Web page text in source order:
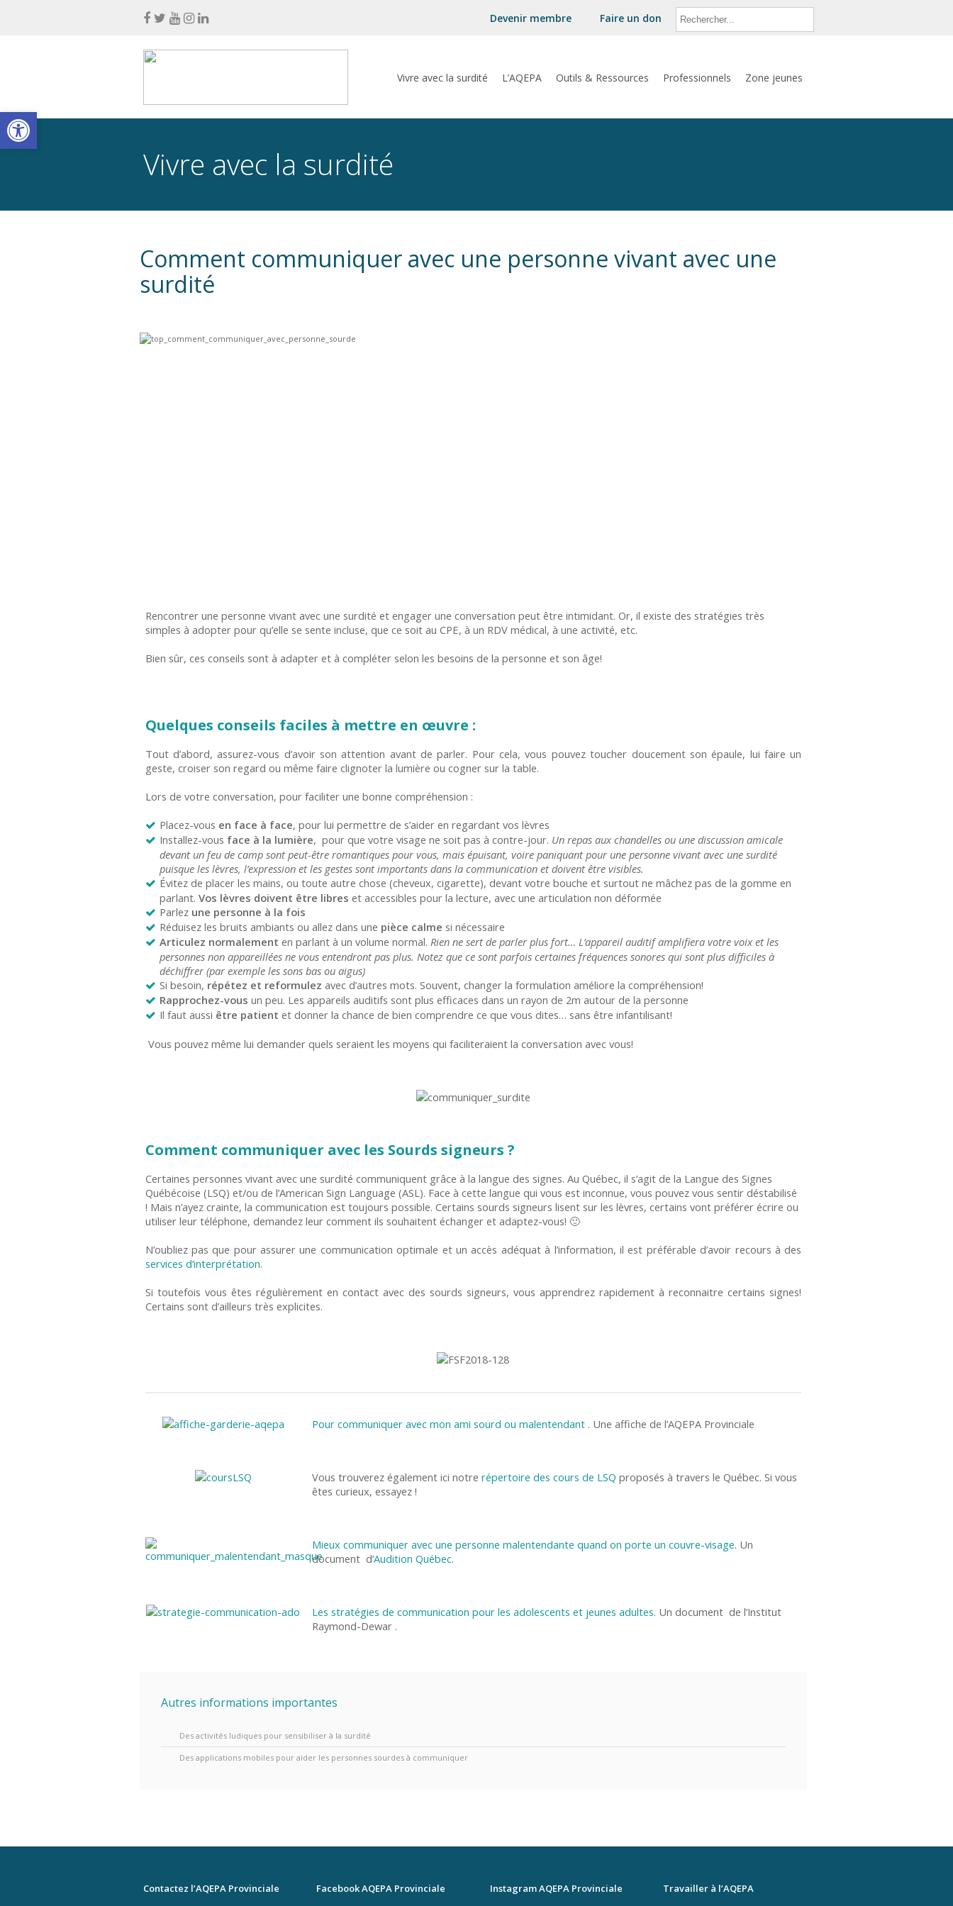
Devenir membre Faire un don
Vivre avec la surdité L’AQEPA Outils & Ressources Professionnels Zone jeunes
Vivre avec la surdité
Comment communiquer avec une personne vivant avec une
surdité
Rencontrer une personne vivant avec une surdité et engager une conversation peut être intimidant. Or, il existe des stratégies très
simples à adopter pour qu’elle se sente incluse, que ce soit au CPE, à un RDV médical, à une activité, etc.
Bien sûr, ces conseils sont à adapter et à compléter selon les besoins de la personne et son âge!
Quelques conseils faciles à mettre en œuvre :
Tout d’abord, assurez-vous d’avoir son attention avant de parler. Pour cela, vous pouvez toucher doucement son épaule, lui faire un
geste, croiser son regard ou même faire clignoter la lumière ou cogner sur la table.
Lors de votre conversation, pour faciliter une bonne compréhension :
Placez-vous en face à face, pour lui permettre de s’aider en regardant vos lèvres
Installez-vous face à la lumière, pour que votre visage ne soit pas à contre-jour. Un repas aux chandelles ou une discussion amicale
devant un feu de camp sont peut-être romantiques pour vous, mais épuisant, voire paniquant pour une personne vivant avec une surdité
puisque les lèvres, l’expression et les gestes sont importants dans la communication et doivent être visibles.
Évitez de placer les mains, ou toute autre chose (cheveux, cigarette), devant votre bouche et surtout ne mâchez pas de la gomme en
parlant. Vos lèvres doivent être libres et accessibles pour la lecture, avec une articulation non déformée
Parlez une personne à la fois
Réduisez les bruits ambiants ou allez dans une pièce calme si nécessaire
Articulez normalement en parlant à un volume normal. Rien ne sert de parler plus fort… L’appareil auditifamplifiera votre voix et les
personnes non appareillées ne vous entendront pas plus. Notez que ce sont parfois certaines fréquences sonores qui sont plus difficiles à
déchiffrer (par exemple les sons bas ou aigus)
Si besoin, répétez et reformulez avec d’autres mots. Souvent, changer la formulation améliore la compréhension!
Rapprochez-vous un peu. Les appareils auditifs sont plus efficaces dans un rayon de 2m autour de la personne
Il faut aussi être patient et donner la chance de bien comprendre ce que vous dites… sans être infantilisant!
Vous pouvez même lui demander quels seraient les moyens qui faciliteraient la conversation avec vous!
Comment communiquer avec les Sourds signeurs ?
Certaines personnes vivant avec une surdité communiquent grâce à la langue des signes. Au Québec, il s’agit de la Langue des Signes
Québécoise (LSQ) et/ou de l’American Sign Language (ASL). Face à cette langue qui vous est inconnue, vous pouvez vous sentir déstabilisé
! Mais n’ayez crainte, la communication est toujours possible. Certains sourds signeurs lisent sur les lèvres, certains vont préférer écrire ou
utiliser leur téléphone, demandez leur comment ils souhaitent échanger et adaptez-vous! 🙂
N’oubliez pas que pour assurer une communication optimale et un accès adéquat à l’information, il est préférable d’avoir recours à des
services d’interprétation.
Si toutefois vous êtes régulièrement en contact avec des sourds signeurs, vous apprendrez rapidement à reconnaitre certains signes!
Certains sont d’ailleurs très explicites.
Pour communiquer avec mon ami sourd ou malentendant. Une affiche de l’AQEPA Provinciale
Vous trouverez également ici notre répertoire des cours de LSQ proposés à travers le Québec. Si vous
êtes curieux, essayez !
Mieux communiquer avec une personne malentendante quand on porte un couvre-visage. Un
document d’Audition Québec.
Les stratégies de communication pour les adolescents et jeunes adultes. Un document de l’Institut
Raymond-Dewar .
Autres informations importantes
Des activités ludiques pour sensibiliser à la surdité
Des applications mobiles pour aider les personnes sourdes à communiquer
Contactez l’AQEPA Provinciale Facebook AQEPA Provinciale Instagram AQEPA Provinciale Travailler à l’AQEPA
Ouvrir la barre d’outils